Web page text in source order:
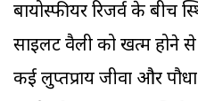
बायोस्फीयर रिजर्व के बीच
साइलेंट वैली को खत्म होने से
कई लुप्तप्राय जीवों और